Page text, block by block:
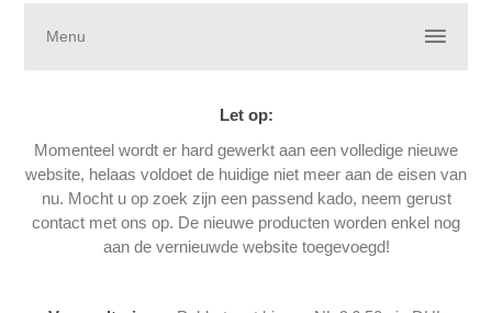
Menu
Let op:
Momenteel wordt er hard gewerkt aan een volledige nieuwe
website, helaas voldoet de huidige niet meer aan de eisen van
nu. Mocht u op zoek zijn een passend kado, neem gerust
contact met ons op. De nieuwe producten worden enkel nog
aan de vernieuwde website toegevoegd!